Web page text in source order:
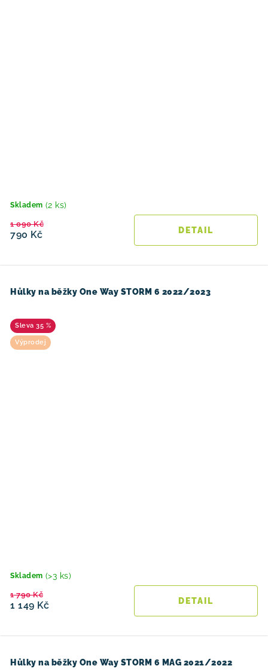
Skladem (2 ks)
790 Kč
1 090 Kč
Hůlky na běžky One Way STORM 6 2022/2023
35 %
Výprodej
Skladem (>3 ks)
1 149 Kč
1 790 Kč
Hůlky na běžky One Way STORM 6 MAG 2021/2022